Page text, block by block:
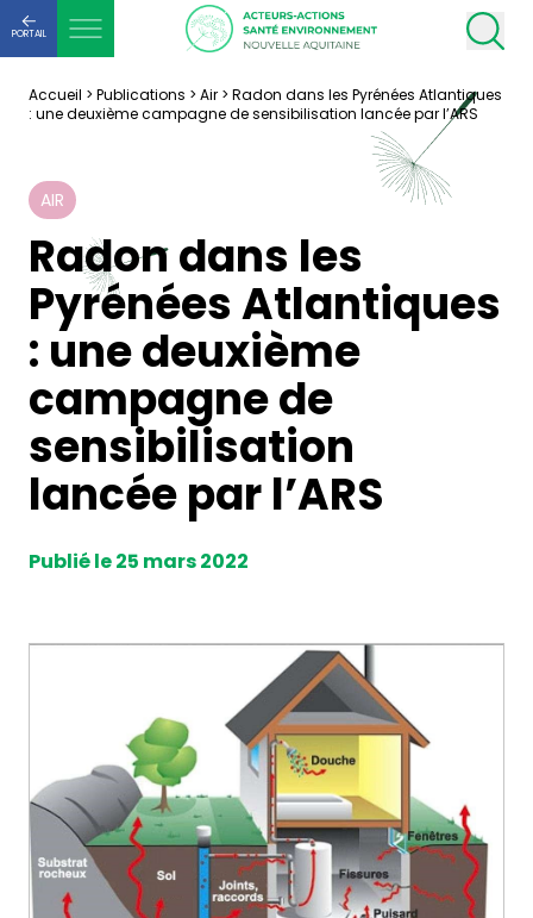
PORTAIL
Accueil > Publications > Air > Radon dans les Pyrénées Atlantiques
: une deuxième campagne de sensibilisation lancée par l’ARS
AIR
Radon dans les
Pyrénées Atlantiques
: une deuxième
campagne de
sensibilisation
lancée par l’ARS
Publié le 25 mars 2022